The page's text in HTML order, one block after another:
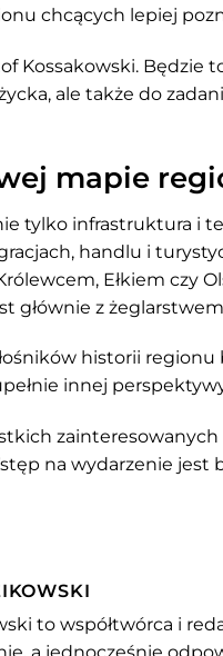
chcących lepiej
Kossakowski. Będzie
ale także do
mapie
tylko infrastruktura i
handlu i
Ełkiem czy
głównie z
historii
innej
na wydarzenie jest
to współtwórca i